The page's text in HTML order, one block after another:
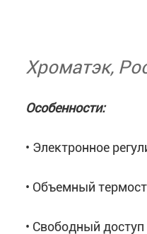
Хроматэк,
Особенности:
• Электронное
• Объемный
• Свободный